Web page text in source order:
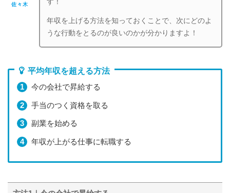
佐々木
す！
年収を上げる方法を知っておくことで、次にどのよ
うな行動をとるのが良いのかが分かりますよ！
平均年収を超える方法
今の会社で昇給する
手当のつく資格を取る
副業を始める
年収が上がる仕事に転職する